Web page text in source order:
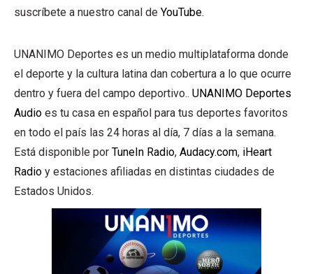
suscríbete a nuestro canal de YouTube.
UNANIMO Deportes es un medio multiplataforma donde
el deporte y la cultura latina dan cobertura a lo que ocurre
dentro y fuera del campo deportivo.. UNANIMO Deportes
Audio es tu casa en español para tus deportes favoritos
en todo el país las 24 horas al día, 7 días a la semana.
Está disponible por TuneIn Radio, Audacy.com, iHeart
Radio y estaciones afiliadas en distintas ciudades de
Estados Unidos.